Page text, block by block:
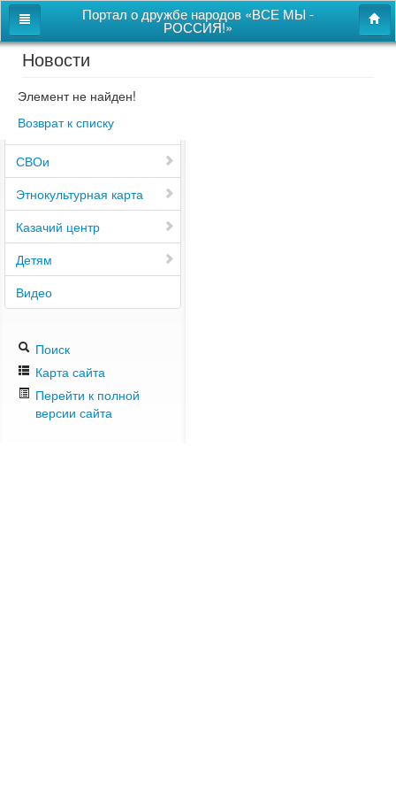
Портал о дружбе народов «ВСЕ МЫ -
РОССИЯ!»
Главная
Дом дружбы народов
Новости
СВОи
Этнокультурная карта
Казачий центр
Детям
Видео
Поиск
Карта сайта
Перейти к полной
версии сайта
Новости
Элемент не найден!
Возврат к списку